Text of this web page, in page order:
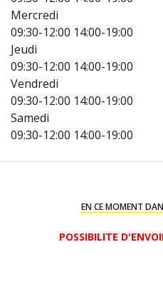
Mercredi
09:30-12:00 14:00-19:00
Jeudi
09:30-12:00 14:00-19:00
Vendredi
09:30-12:00 14:00-19:00
Samedi
09:30-12:00 14:00-19:00
EN CE MOMENT
POSSIBILITE